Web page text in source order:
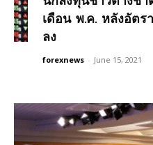
เดือน พ.ค. หลังอัต
ลง
forexnews - June 15, 2021